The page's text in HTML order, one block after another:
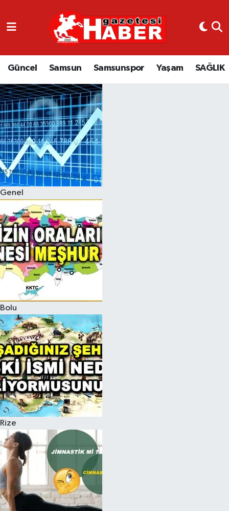
Güncel Samsun Samsunspor Yaşam SAĞLIK
Genel
Bolu
Rize
GÜNCEL
SAMSUN
SAMSUNSPOR
EKONOMİ
YAŞAM